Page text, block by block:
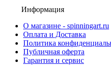
Информация
О магазине - spinningart.ru
Оплата и Доставка
Политика
Публичная оферта
Гарантия и сервис